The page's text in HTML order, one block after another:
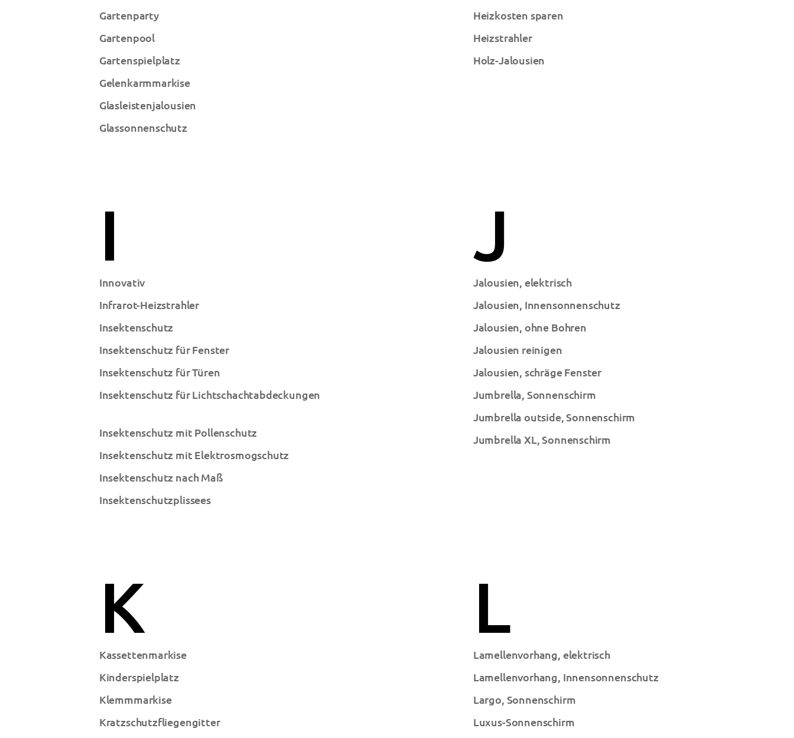
Gartenparty
Gartenpool
Gartenspielplatz
Gelenkarmmarkise
Glasleistenjalousien
Glassonnenschutz
Heizkosten sparen
Heizstrahler
Holz-Jalousien
I
Innovativ
Infrarot-Heizstrahler
Insektenschutz
Insektenschutz für Fenster
Insektenschutz für Türen
Insektenschutz für Lichtschachtabdeckungen
Insektenschutz mit Pollenschutz
Insektenschutz mit Elektrosmogschutz
Insektenschutz nach Maß
Insektenschutzplissees
J
Jalousien, elektrisch
Jalousien, Innensonnenschutz
Jalousien, ohne Bohren
Jalousien reinigen
Jalousien, schräge Fenster
Jumbrella, Sonnenschirm
Jumbrella outside, Sonnenschirm
Jumbrella XL, Sonnenschirm
K
Kassettenmarkise
Kinderspielplatz
Klemmmarkise
Kratzschutzfliegengitter
L
Lamellenvorhang, elektrisch
Lamellenvorhang, Innensonnenschutz
Largo, Sonnenschirm
Luxus-Sonnenschirm